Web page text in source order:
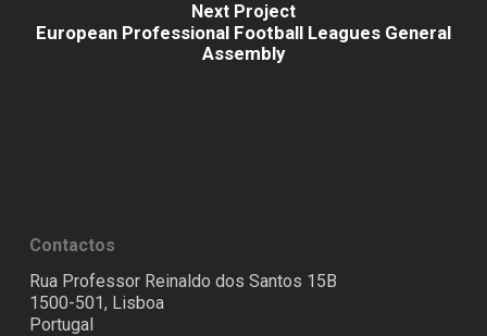
Next Project
European Professional Football Leagues General
Assembly
Contactos
Rua Professor Reinaldo dos Santos 15B
1500-501, Lisboa
Portugal